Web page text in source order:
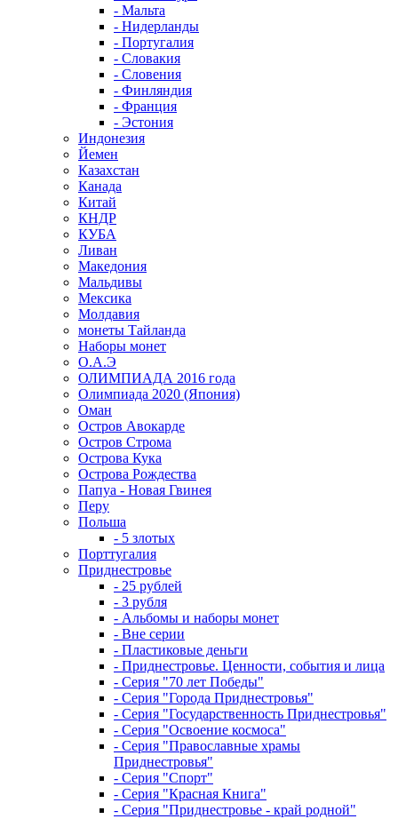
- Мальта
- Нидерланды
- Португалия
- Словакия
- Словения
- Финляндия
- Франция
- Эстония
Индонезия
Йемен
Казахстан
Канада
Китай
КНДР
КУБА
Ливан
Македония
Мальдивы
Мексика
Молдавия
монеты Тайланда
Наборы монет
О.А.Э
ОЛИМПИАДА 2016 года
Олимпиада 2020 (Япония)
Оман
Остров Авокарде
Остров Строма
Острова Кука
Острова Рождества
Папуа - Новая Гвинея
Перу
Польша
- 5 злотых
Порттугалия
Приднестровье
- 25 рублей
- 3 рубля
- Альбомы и наборы монет
- Вне серии
- Пластиковые деньги
- Приднестровье. Ценности, события и лица
- Серия "70 лет Победы"
- Серия "Города Приднестровья"
- Серия "Государственность Приднестровья"
- Серия "Освоение космоса"
- Серия "Православные храмы
Приднестровья"
- Серия "Спорт"
- Серия "Красная Книга"
- Серия "Приднестровье - край родной"